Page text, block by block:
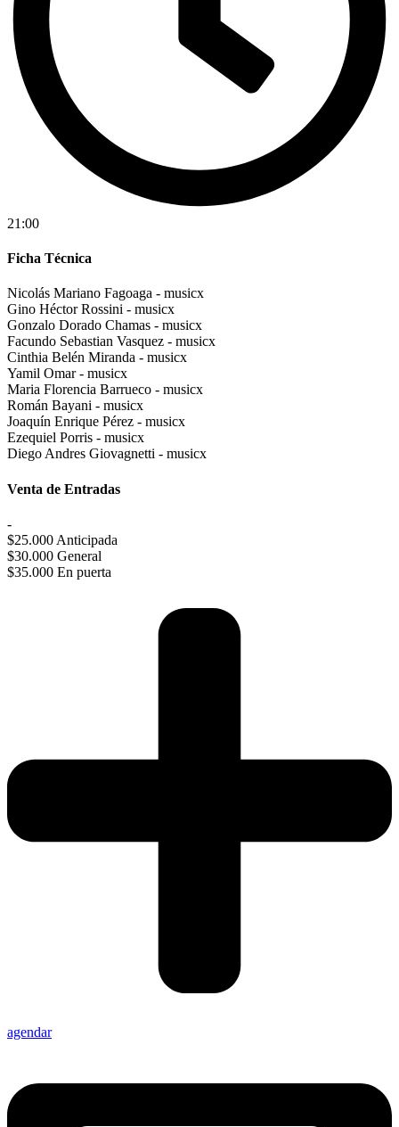
21:00
Ficha Técnica
Nicolás Mariano Fagoaga - musicx
Gino Héctor Rossini - musicx
Gonzalo Dorado Chamas - musicx
Facundo Sebastian Vasquez - musicx
Cinthia Belén Miranda - musicx
Yamil Omar - musicx
Maria Florencia Barrueco - musicx
Román Bayani - musicx
Joaquín Enrique Pérez - musicx
Ezequiel Porris - musicx
Diego Andres Giovagnetti - musicx
Venta de Entradas
-
$25.000 Anticipada
$30.000 General
$35.000 En puerta
agendar